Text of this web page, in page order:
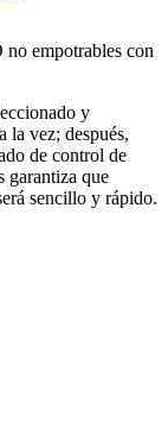
empotrables con
y
la vez; después,
de control de
garantiza que
sencillo y rápido.